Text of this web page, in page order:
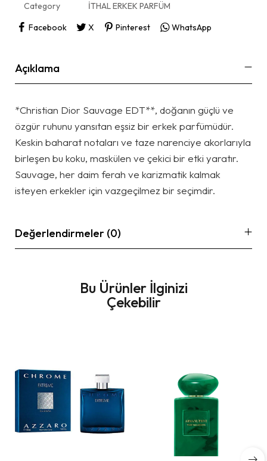
Category
İTHAL ERKEK PARFÜM
Facebook
X Pinterest WhatsApp
Açıklama
*Christian Dior Sauvage EDT**, doğanın güçlü ve
özgür ruhunu yansıtan eşsiz bir erkek parfümüdür.
Keskin baharat notaları ve taze narenciye akorlarıyla
birleşen bu koku, maskülen ve çekici bir etki yaratır.
Sauvage, her daim ferah ve karizmatik kalmak
isteyen erkekler için vazgeçilmez bir seçimdir.
Değerlendirmeler (0)
Bu Ürünler İlginizi
Çekebilir